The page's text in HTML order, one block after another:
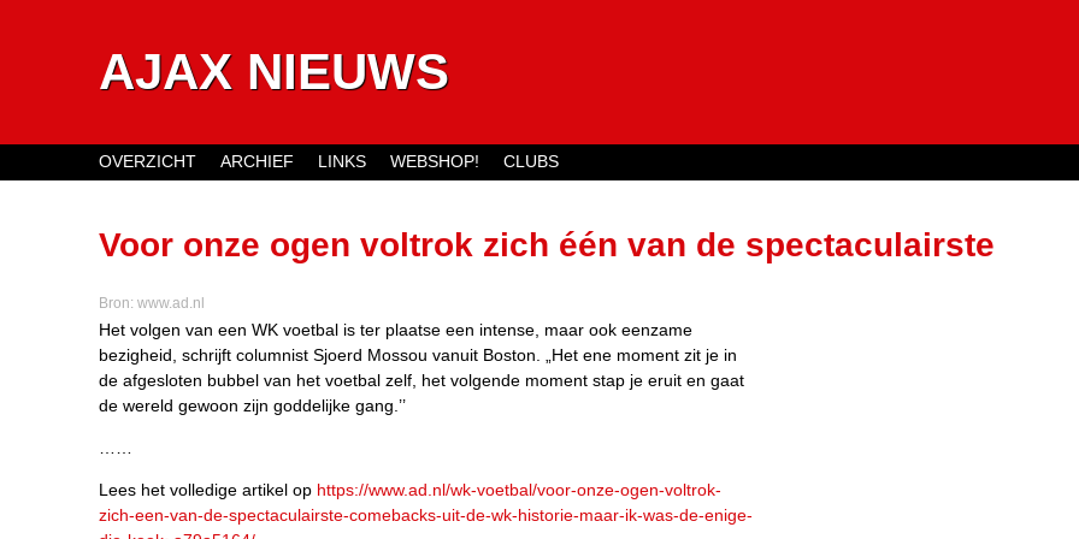
AJAX NIEUWS
Voor onze ogen voltrok zich één van de spectaculairste
comebacks uit de WK-historie, maar ik was de enige die keek
Bron: www.ad.nl
Het volgen van een WK voetbal is ter plaatse een intense, maar ook eenzame
bezigheid, schrijft columnist Sjoerd Mossou vanuit Boston. „Het ene moment zit je in
de afgesloten bubbel van het voetbal zelf, het volgende moment stap je eruit en gaat
de wereld gewoon zijn goddelijke gang.’’
Lees het volledige artikel op https://www.ad.nl/wk-voetbal/voor-onze-ogen-voltrok-
zich-een-van-de-spectaculairste-comebacks-uit-de-wk-historie-maar-ik-was-de-enige-
OVERZICHT ARCHIEF LINKS WEBSHOP! CLUBS